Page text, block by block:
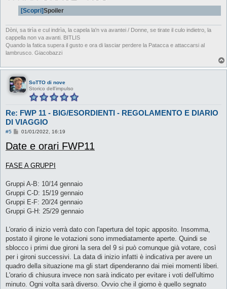
[Scopri]Spoiler
Dòni, sa tirìa e cul indrìa, la capela la'n va avantei / Donne, se tirate il culo indietro, la
cappella non va avanti. BITLIS
Quando la fatica supera il gusto e ora di lasciar perdere la Patacca e attaccarsi al
lambrusco. Giacobazzi
SoTTO di nove
Storico dell'impulso
Re: FWP 11 - BIG/ESORDIENTI - REGOLAMENTO E DIARIO
DI VIAGGIO
#5
M
s
s
g
g
01/01/2022, 16:19
Date e orari FWP11
FASE A GRUPPI
Gruppi A-B: 10/14 gennaio
Gruppi C-D: 15/19 gennaio
Gruppi E-F: 20/24 gennaio
Gruppi G-H: 25/29 gennaio
L'orario di inizio verrà dato con l'apertura del topic apposito. Insomma,
postato il girone le votazioni sono immediatamente aperte. Quindi se
sblocco i primi due gironi la sera del 9 si può comunque già votare, così
per i gironi successivi. La data di inizio infatti è indicativa per avere un
quadro della situazione ma gli start dipenderanno dai miei momenti liberi.
L'orario di chiusura invece non sarà indicato per evitare i voti dell'ultimo
minuto. Ogni volta sarà diverso. Ovvio che il giorno è quello segnato